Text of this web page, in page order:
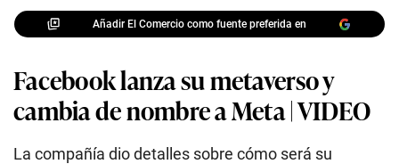
Añadir El Comercio como fuente preferida en
Facebook lanza su metaverso y
cambia de nombre a Meta | VIDEO
La compañía dio detalles sobre cómo será su